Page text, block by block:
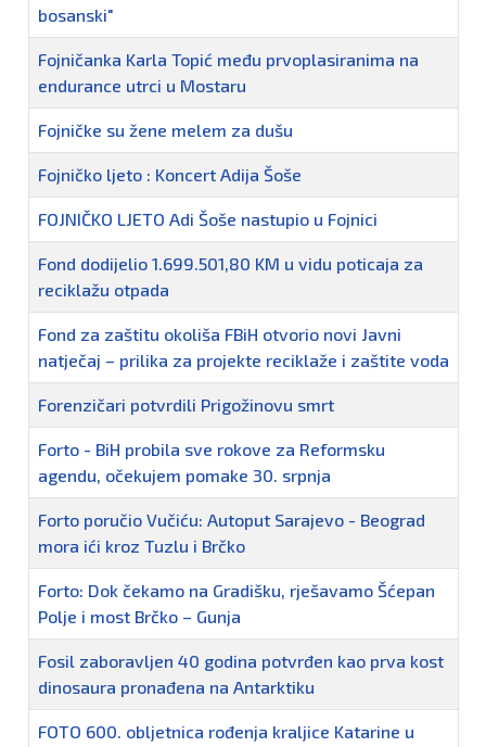
bosanski"
Fojničanka Karla Topić među prvoplasiranima na
endurance utrci u Mostaru
Fojničke su žene melem za dušu
Fojničko ljeto : Koncert Adija Šoše
FOJNIČKO LJETO Adi Šoše nastupio u Fojnici
Fond dodijelio 1.699.501,80 KM u vidu poticaja za
reciklažu otpada
Fond za zaštitu okoliša FBiH otvorio novi Javni
natječaj – prilika za projekte reciklaže i zaštite voda
Forenzičari potvrdili Prigožinovu smrt
Forto - BiH probila sve rokove za Reformsku
agendu, očekujem pomake 30. srpnja
Forto poručio Vučiću: Autoput Sarajevo - Beograd
mora ići kroz Tuzlu i Brčko
Forto: Dok čekamo na Gradišku, rješavamo Šćepan
Polje i most Brčko – Gunja
Fosil zaboravljen 40 godina potvrđen kao prva kost
dinosaura pronađena na Antarktiku
FOTO 600. obljetnica rođenja kraljice Katarine u